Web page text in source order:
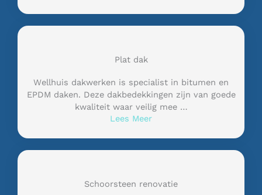
Plat dak
Wellhuis dakwerken is specialist in bitumen en
EPDM daken. Deze dakbedekkingen zijn van goede
kwaliteit waar veilig mee …
Lees Meer
Schoorsteen renovatie